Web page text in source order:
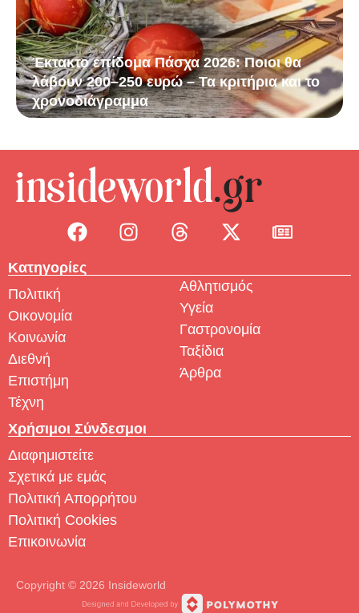
Έκτακτο επίδομα Πάσχα 2026: Ποιοι θα
λάβουν 200–250 ευρώ – Τα κριτήρια και το
χρονοδιάγραμμα
Κατηγορίες
Πολιτική
Οικονομία
Κοινωνία
Διεθνή
Επιστήμη
Τέχνη
Αθλητισμός
Υγεία
Γαστρονομία
Ταξίδια
Άρθρα
Χρήσιμοι Σύνδεσμοι
Διαφημιστείτε
Σχετικά με εμάς
Πολιτική Απορρήτου
Πολιτική Cookies
Επικοινωνία
Copyright © 2026 Insideworld